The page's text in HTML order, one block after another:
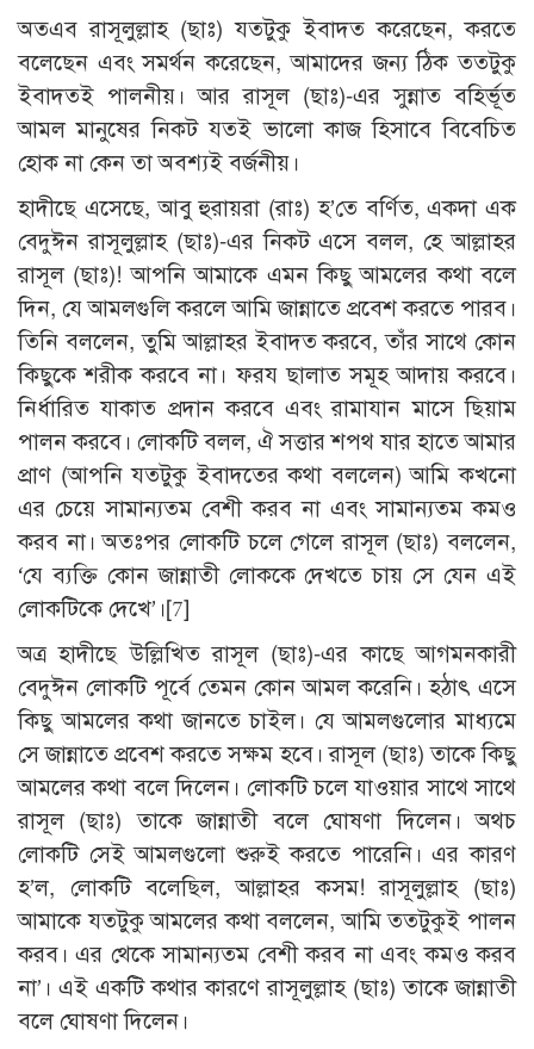
অতএব রাসূলুল্লাহ (ছাঃ) যতটুকু ইবাদত করেছেন, করতে
বলেছেন এবং সমর্থন করেছেন, আমাদের জন্য ঠিক ততটুকু
ইবাদতই পালনীয়। আর রাসূল (ছাঃ)-এর সুন্নাত বহির্ভূত
আমল মানুষের নিকট যতই ভালো কাজ হিসাবে বিবেচিত
হোক না কেন তা অবশ্যই বর্জনীয়।
হাদীছে এসেছে, আবু হুরায়রা (রাঃ) হ’তে বর্ণিত, একদা এক
বেদুঈন রাসূলুল্লাহ (ছাঃ)-এর নিকট এসে বলল, হে আল্লাহর
রাসূল (ছাঃ)! আপনি আমাকে এমন কিছু আমলের কথা বলে
দিন, যে আমলগুলি করলে আমি জান্নাতে প্রবেশ করতে পারব।
তিনি বললেন, তুমি আল্লাহর ইবাদত করবে, তাঁর সাথে কোন
কিছুকে শরীক করবে না। ফরয ছালাত সমূহ আদায় করবে।
নির্ধারিত যাকাত প্রদান করবে এবং রামাযান মাসে ছিয়াম
পালন করবে। লোকটি বলল, ঐ সত্তার শপথ যার হাতে আমার
প্রাণ (আপনি যতটুকু ইবাদতের কথা বললেন) আমি কখনো
এর চেয়ে সামান্যতম বেশী করব না এবং সামান্যতম কমও
করব না। অতঃপর লোকটি চলে গেলে রাসূল (ছাঃ) বললেন,
‘যে ব্যক্তি কোন জান্নাতী লোককে দেখতে চায় সে যেন এই
লোকটিকে দেখে’।[7]
অত্র হাদীছে উল্লিখিত রাসূল (ছাঃ)-এর কাছে আগমনকারী
বেদুঈন লোকটি পূর্বে তেমন কোন আমল করেনি। হঠাৎ এসে
কিছু আমলের কথা জানতে চাইল। যে আমলগুলোর মাধ্যমে
সে জান্নাতে প্রবেশ করতে সক্ষম হবে। রাসূল (ছাঃ) তাকে কিছু
আমলের কথা বলে দিলেন। লোকটি চলে যাওয়ার সাথে সাথে
রাসূল (ছাঃ) তাকে জান্নাতী বলে ঘোষণা দিলেন। অথচ
লোকটি সেই আমলগুলো শুরুই করতে পারেনি। এর কারণ
হ’ল, লোকটি বলেছিল, আল্লাহর কসম! রাসূলুল্লাহ (ছাঃ)
আমাকে যতটুকু আমলের কথা বললেন, আমি ততটুকুই পালন
করব। এর থেকে সামান্যতম বেশী করব না এবং কমও করব
না’। এই একটি কথার কারণে রাসূলুল্লাহ (ছাঃ) তাকে জান্নাতী
বলে ঘোষণা দিলেন।